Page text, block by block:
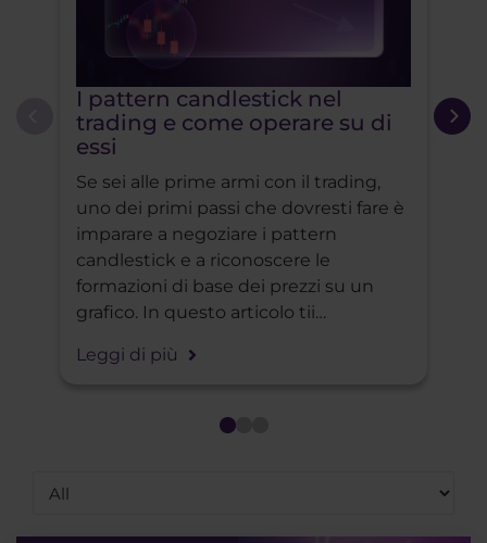
I pattern candlestick nel
trading e come operare su di
essi
Se sei alle prime armi con il trading,
uno dei primi passi che dovresti fare è
imparare a negoziare i pattern
candlestick e a riconoscere le
formazioni di base dei prezzi su un
grafico. In questo articolo tii
suggerimento per una strategia di
Leggi di più
-